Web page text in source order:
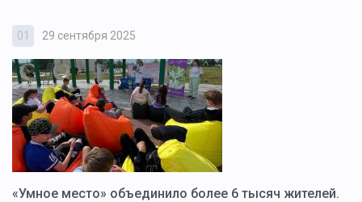
01 29 сентября 2025
«Умное место» объединило более 6 тысяч жителей.